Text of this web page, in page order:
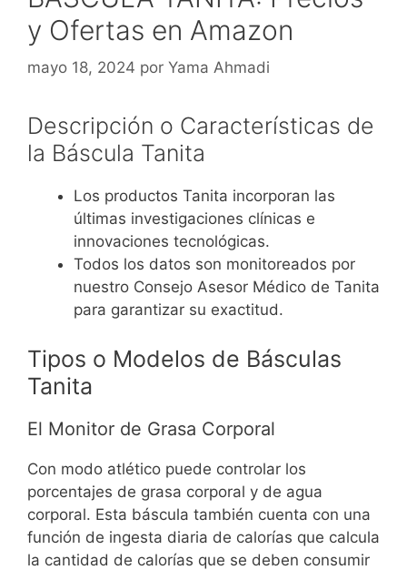
y Ofertas en Amazon
mayo 18, 2024 por Yama Ahmadi
Descripción o Características de
la Báscula Tanita
Los productos Tanita incorporan las
últimas investigaciones clínicas e
innovaciones tecnológicas.
Todos los datos son monitoreados por
nuestro Consejo Asesor Médico de Tanita
para garantizar su exactitud.
Tipos o Modelos de Básculas
Tanita
El Monitor de Grasa Corporal
Con modo atlético puede controlar los
porcentajes de grasa corporal y de agua
corporal. Esta báscula también cuenta con una
función de ingesta diaria de calorías que calcula
la cantidad de calorías que se deben consumir